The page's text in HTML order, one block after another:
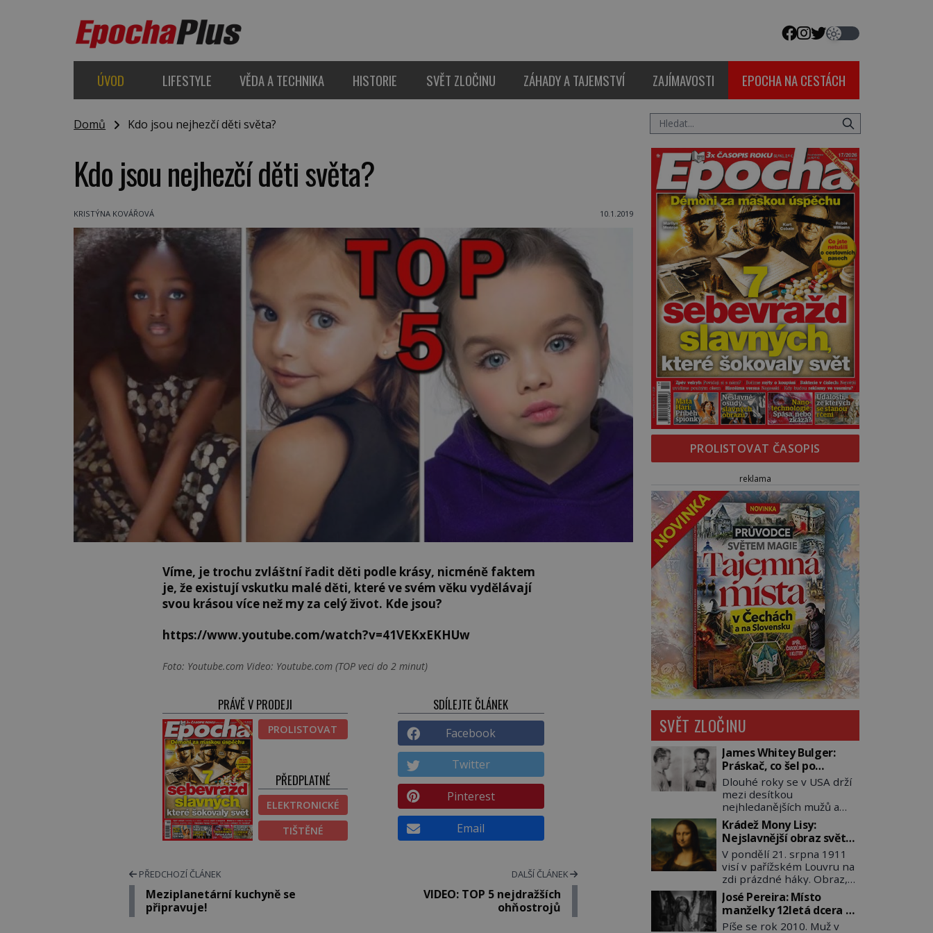
ÚVOD LIFESTYLE VĚDA A TECHNIKA HISTORIE SVĚT ZLOČINU ZÁHADY A TAJEMSTVÍ ZAJÍMAVOSTI EPOCHA NA CESTÁCH
Domů Kdo jsou nejhezčí děti světa?
Kdo jsou nejhezčí děti světa?
KRISTÝNA KOVÁŘOVÁ 10.1.2019
Víme, je trochu zvláštní řadit děti podle krásy, nicméně faktem
je, že existují vskutku malé děti, které ve svém věku vydělávají
svou krásou více než my za celý život. Kde jsou?
https://www.youtube.com/watch?v=41VEKxEKHUw
Foto: Youtube.com Video: Youtube.com (TOP veci do 2 minut)
PRÁVĚ V PRODEJI
PROLISTOVAT
PŘEDPLATNÉ
ELEKTRONICKÉ
TIŠTĚNÉ
SDÍLEJTE ČLÁNEK
Facebook
Twitter
Pinterest
Email
PŘEDCHOZÍ ČLÁNEK
Meziplanetární kuchyně se
připravuje!
DALŠÍ ČLÁNEK
VIDEO: TOP 5 nejdražších
ohňostrojů
PROLISTOVAT ČASOPIS
reklama
SVĚT ZLOČINU
James Whitey Bulger:
Práskač, co šel po
práskačích
Dlouhé roky se v USA drží
mezi desítkou
nejhledanějších mužů a
dopracuje to až na číslo
dvě – hned po Usámovi bin
Ládinovi (1957–2011). To je
James „Whitey“ Bulger
(1929–2018) viněný ze
spoluúčasti na 19
vraždách, vydírání a lichvy.
A samozřejmě, krom toho
je ještě drogový dealer,
Krádež Mony Lisy:
Nejslavnější obraz světa
zůstane dva roky
nezvěstný
V pondělí 21. srpna 1911
visí v pařížském Louvru na
zdi prázdné háky. Obraz,
který dnes zná celý svět, je
pryč. Zpočátku si nikdo
nemyslí, že jde o krádež.
Zaměstnanci jsou
José Pereira: Místo
manželky 12letá dcera –
a sousedi o všem vědí!
Píše se rok 2010. Muž v